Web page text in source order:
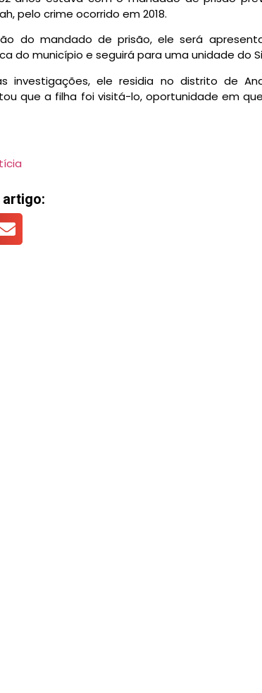
pelo crime ocorrido em 2018.
do mandado de prisão, ele será
do município e seguirá para uma unidade do
investigações, ele residia no distrito de
que a filha foi visitá-lo, oportunidade em
artigo: